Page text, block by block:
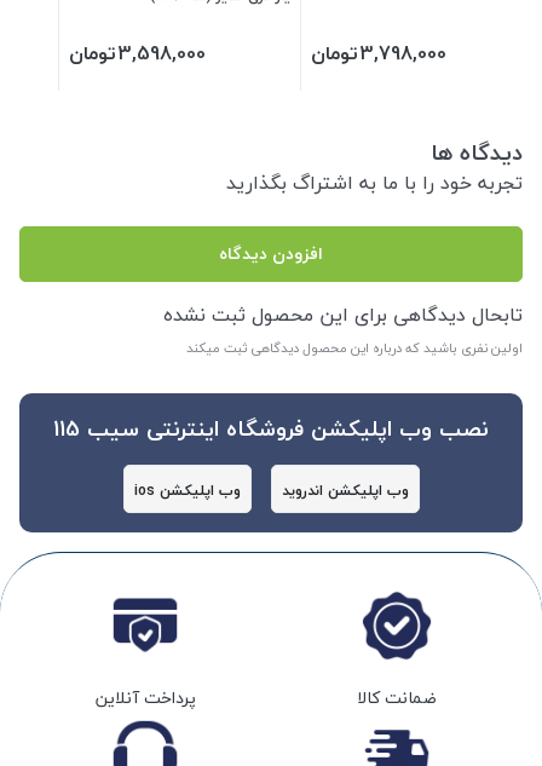
3,798,000تومان 3,598,000تومان
دیدگاه ها
تجربه خود را با ما به اشتراگ بگذارید
افزودن دیدگاه
تابحال دیدگاهی برای این محصول ثبت نشده
اولین نفری باشید که درباره این محصول دیدگاهی ثبت میکند
نصب وب اپلیکشن فروشگاه اینترنتی سیب 115
وب اپلیکشن اندروید وب اپلیکشن ios
ضمانت کالا پرداخت آنلاین